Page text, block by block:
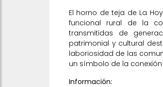
El horno de teja de La
funcional rural de la
transmitidas de
patrimonial y cultural
laboriosidad de las
un símbolo de la
Información: